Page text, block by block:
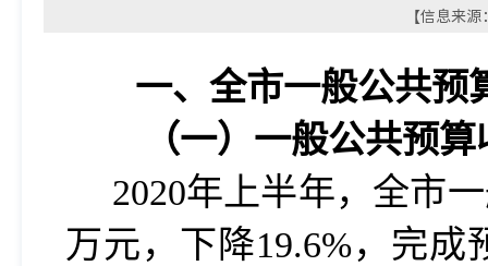
【信息来
一、全市一般公共预
（一）一般公共预
2020年上半年，全市
万元，下降19.6%，完成